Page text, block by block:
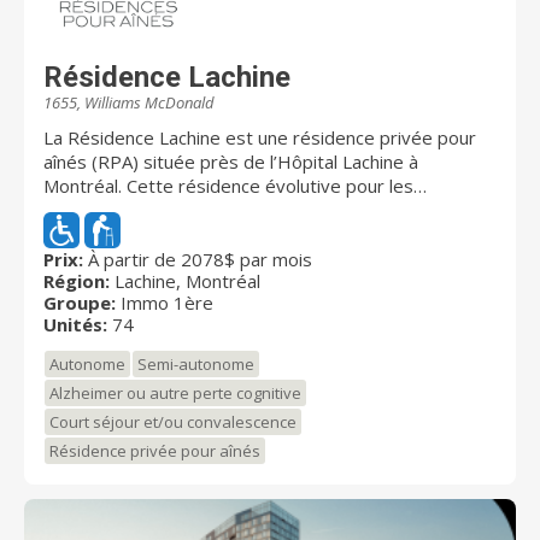
Résidence Lachine
1655, Williams McDonald
La Résidence Lachine est une résidence privée pour
aînés (RPA) située près de l’Hôpital Lachine à
Montréal. Cette résidence évolutive pour les
personnes autonomes et ceux en perte d’autonomie
(semi-autonomes). Les personnes souffrant d’une
maladie mentale, ceux ayant une déficience
intellectuelle et/ou physique, les personnes atteint de
la maladie de Parkinson et ceux Alzheimer et pertes
cognitives. Les personnes qui ont simplement besoin
d’un court séjour/ convalescence sont aussi les
bienvenues dans cette résidence du quartier Lachine.
La résidence est reconnue pour la qualité de la
nourriture, la propreté et l’accueil du personnel. Les
résidents ont une grande liberté surtout en ce qui
collations 24/7 - Surveillance par caméra - Portes
extérieures sécurisées - Sonnettes d’urgence -
Prix: À partir de 2078$ par mois
Région: Lachine, Montréal
Groupe: Immo 1ère
Unités: 74
Autonome
Semi-autonome
Alzheimer ou autre perte cognitive
Court séjour et/ou convalescence
Résidence privée pour aînés